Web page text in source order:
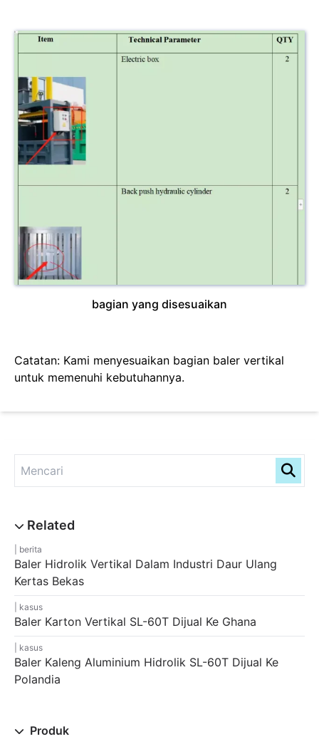
berita
Baler Hidrolik Vertikal Dalam Industri Daur Ulang
Kertas Bekas
kasus
Baler Karton Vertikal SL-60T Dijual Ke Ghana
kasus
Baler Kaleng Aluminium Hidrolik SL-60T Dijual Ke
Polandia
Produk
bagian yang disesuaikan
Catatan: Kami menyesuaikan bagian baler vertikal
untuk memenuhi kebutuhannya.